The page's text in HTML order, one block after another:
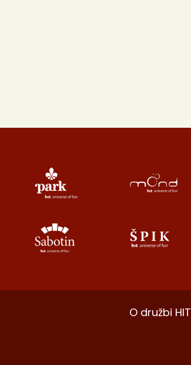
O družbi HIT